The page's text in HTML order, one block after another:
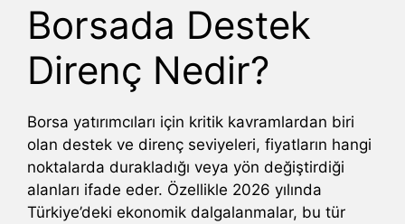
Borsada Destek
Direnç Nedir?
Borsa yatırımcıları için kritik kavramlardan biri
olan destek ve direnç seviyeleri, fiyatların hangi
noktalarda durakladığı veya yön değiştirdiği
alanları ifade eder. Özellikle 2026 yılında
Türkiye’deki ekonomik dalgalanmalar, bu tür